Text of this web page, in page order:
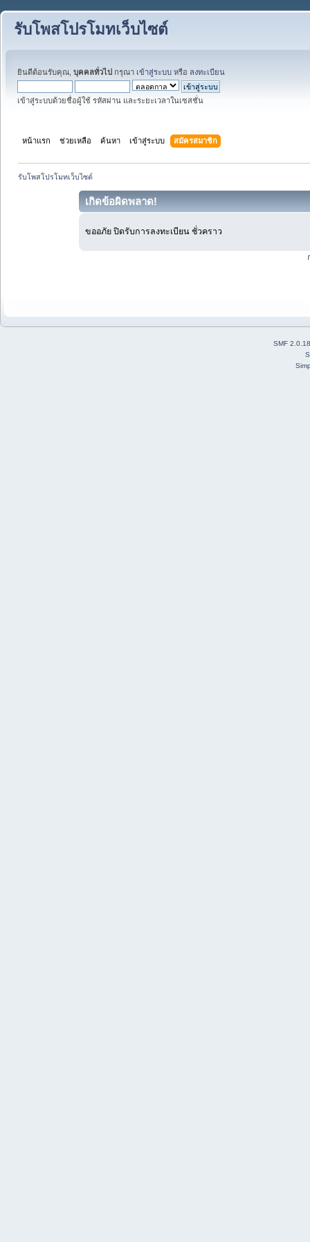
รับโพสโปรโมทเว็บไซต์
ยินดีต้อนรับคุณ, บุคคลทั่วไป กรุณา เข้าสู่ระบบ หรือ ลงทะเบียน
เข้าสู่ระบบด้วยชื่อผู้ใช้ รหัสผ่าน และระยะเวลาในเซสชั่น
หน้าแรก ช่วยเหลือ ค้นหา เข้าสู่ระบบ สมัครสมาชิก
รับโพสโปรโมทเว็บไซต์
เกิดข้อผิดพลาด!
ขออภัย ปิดรับการลงทะเบียน ชั่วคราว
SMF 2.0.18